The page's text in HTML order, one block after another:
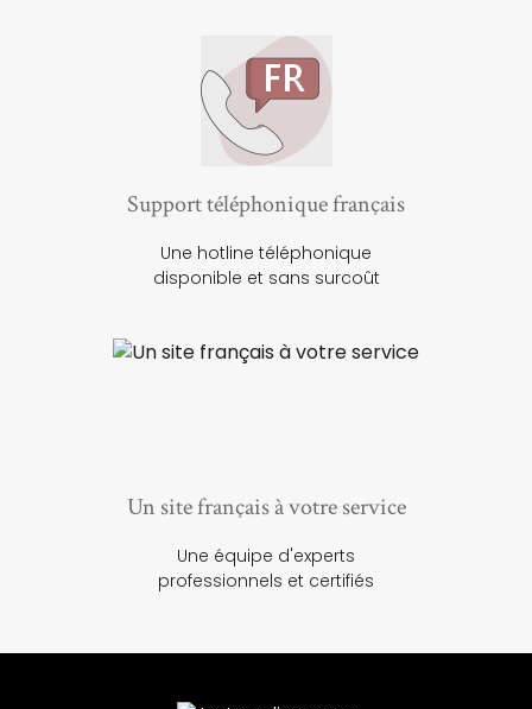
Support téléphonique français
Une hotline téléphonique
disponible et sans surcoût
Un site français à votre service
Une équipe d'experts
professionnels et certifiés